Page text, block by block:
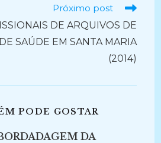
Próximo post
DE ARQUIVOS DE
SAÚDE EM SANTA MARIA
(2014)
PODE GOSTAR
DA